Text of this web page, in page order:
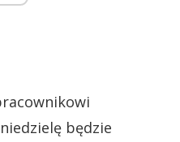
będzie